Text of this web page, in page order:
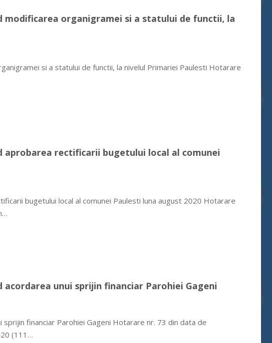
modificarea organigramei si a statului de functii, la
si a statului de functii, la nivelul Primariei Paulesti Hotarare
aprobarea rectificarii bugetului local al comunei
bugetului local al comunei Paulesti luna august 2020 Hotarare
acordarea unui sprijin financiar Parohiei Gageni
financiar Parohiei Gageni Hotarare nr. 73 din data de
(111…